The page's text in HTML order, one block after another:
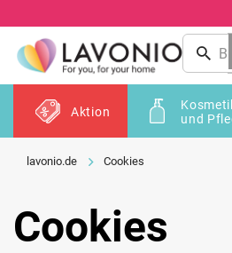
Inhalt
springen
Aktion
und
Cookies
Cookies